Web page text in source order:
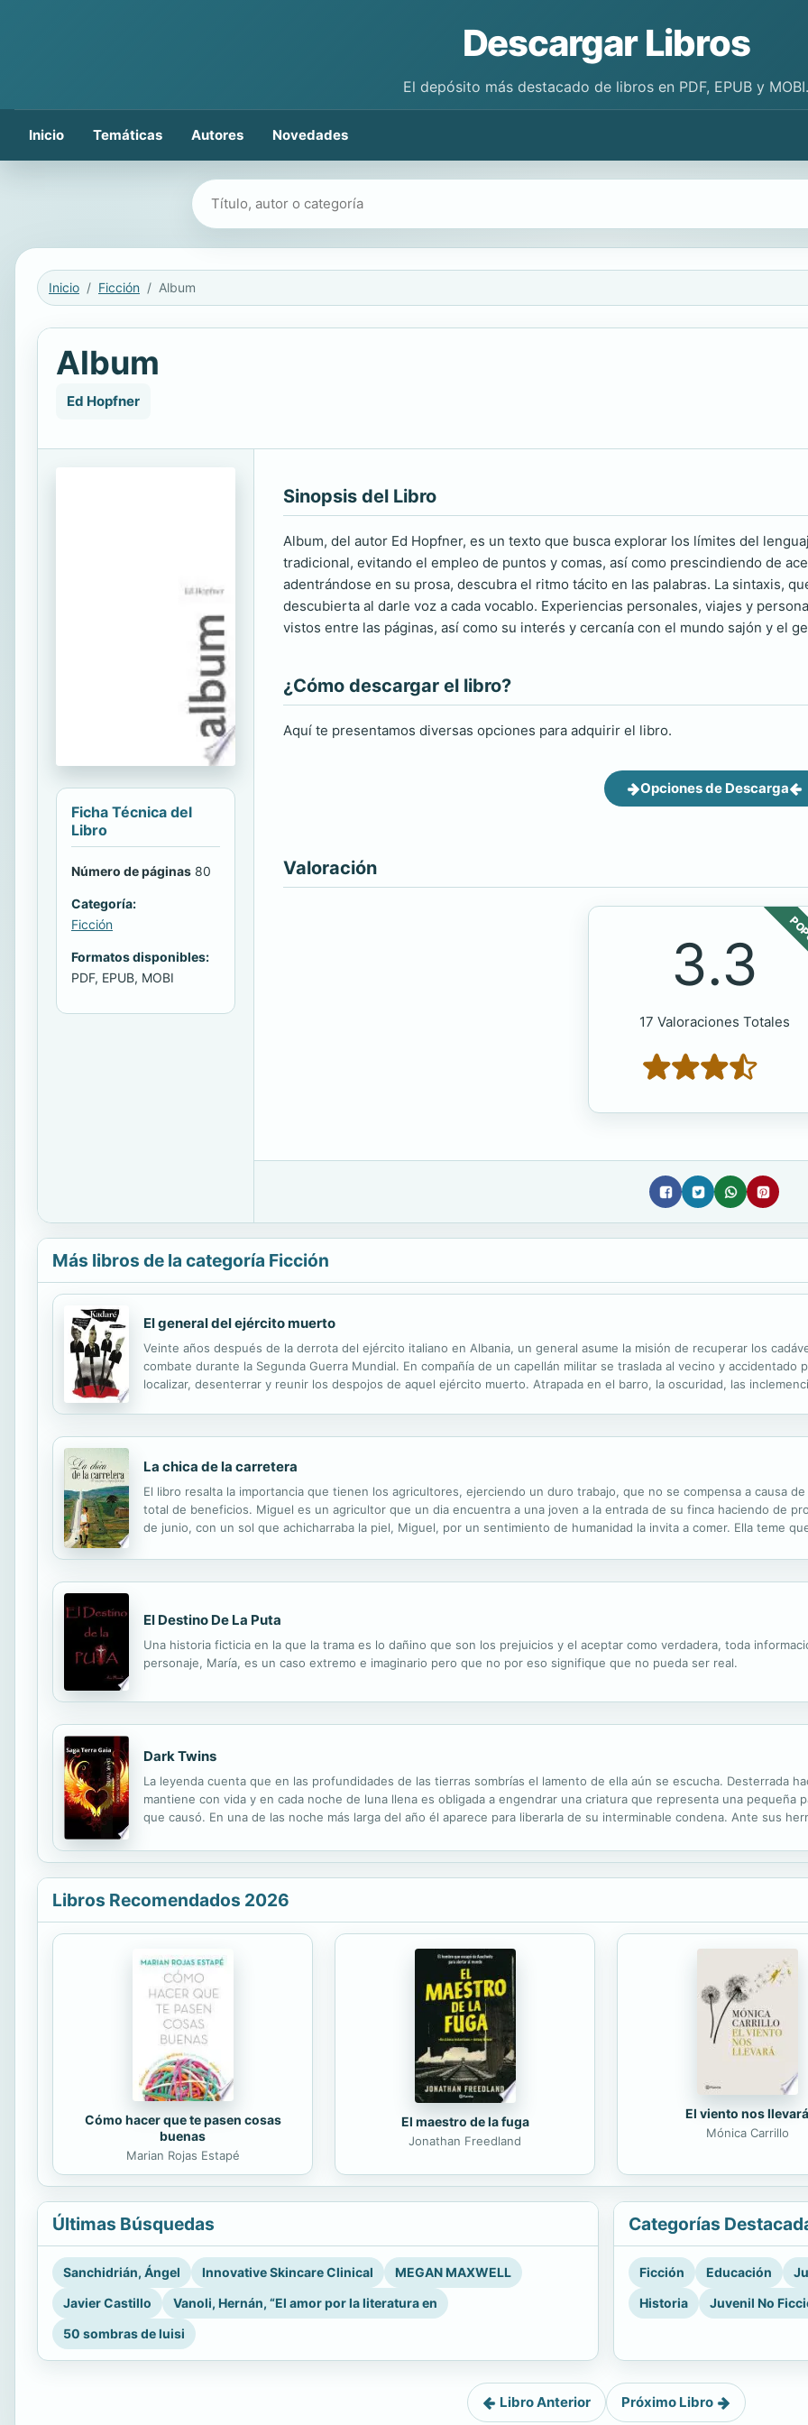
Descargar Libros
El depósito más destacado de libros en PDF, EPUB y MOBI.
Inicio Temáticas Autores Novedades
Buscar libros
Inicio Ficción Album
Album
Ed Hopfner
Ficha Técnica del
Libro
Número de páginas 80
Categoría:
Ficción
Formatos disponibles:
PDF, EPUB, MOBI
Sinopsis del Libro
Album, del autor Ed Hopfner, es un texto que busca explorar los límites del
tradicional, evitando el empleo de puntos y comas, así como prescindiendo de
adentrándose en su prosa, descubra el ritmo tácito en las palabras. La sintaxis,
descubierta al darle voz a cada vocablo. Experiencias personales, viajes y
vistos entre las páginas, así como su interés y cercanía con el mundo sajón y el
¿Cómo descargar el libro?
Aquí te presentamos diversas opciones para adquirir el libro.
Opciones de Descarga
Valoración
3.3
17 Valoraciones Totales
Más libros de la categoría Ficción
El general del ejército muerto
Veinte años después de la derrota del ejército italiano en Albania, un general asume la misión de recuperar los
combate durante la Segunda Guerra Mundial. En compañía de un capellán militar se traslada al vecino y accidentado
localizar, desenterrar y reunir los despojos de aquel ejército muerto. Atrapada en el barro, la oscuridad, las
La chica de la carretera
El libro resalta la importancia que tienen los agricultores, ejerciendo un duro trabajo, que no se compensa a causa
total de beneficios. Miguel es un agricultor que un dia encuentra a una joven a la entrada de su finca haciendo de
de junio, con un sol que achicharraba la piel, Miguel, por un sentimiento de humanidad la invita a comer. Ella teme
El Destino De La Puta
Una historia ficticia en la que la trama es lo dañino que son los prejuicios y el aceptar como verdadera, toda
personaje, María, es un caso extremo e imaginario pero que no por eso signifique que no pueda ser real.
Dark Twins
La leyenda cuenta que en las profundidades de las tierras sombrías el lamento de ella aún se escucha. Desterrada
mantiene con vida y en cada noche de luna llena es obligada a engendrar una criatura que representa una pequeña
que causó. En una de las noche más larga del año él aparece para liberarla de su interminable condena. Ante sus
Libros Recomendados 2026
Cómo hacer que te pasen cosas
buenas
Marian Rojas Estapé
El maestro de la fuga
Jonathan Freedland
El viento nos llevará
Mónica Carrillo
Últimas Búsquedas
Sanchidrián, Ángel Innovative Skincare Clinical
MEGAN MAXWELL
Javier Castillo
Vanoli, Hernán, “El amor por la literatura en
50 sombras de luisi
Categorías
Ficción Educación
Historia
Juvenil No
Libro Anterior Próximo Libro